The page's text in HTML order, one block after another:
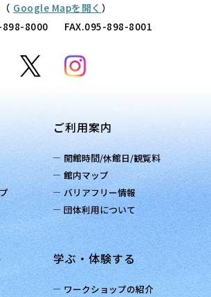
（ Google Mapを開く ）
898-8000 FAX.095-898-8001
ご利用案内
開館時間/休館日/観覧料
館内マップ
バリアフリー情報
団体利用について
学ぶ・体験する
ワークショップの紹介